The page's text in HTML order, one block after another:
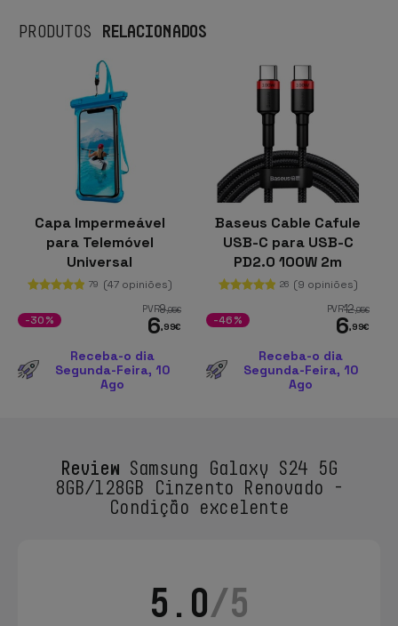
PRODUTOS RELACIONADOS
Capa Impermeável
para Telemóvel
Universal
79 (47 opiniões)
PVR9,95€
6,99€
-30%
Receba-o dia
Segunda-Feira, 10
Ago
Baseus Cable Cafule
USB-C para USB-C
PD2.0 100W 2m
26 (9 opiniões)
PVR12,95€
6,99€
-46%
Receba-o dia
Segunda-Feira, 10
Ago
ReviewSamsung Galaxy S24 5G
8GB/128GB Cinzento Renovado -
Condição excelente
5.0/5